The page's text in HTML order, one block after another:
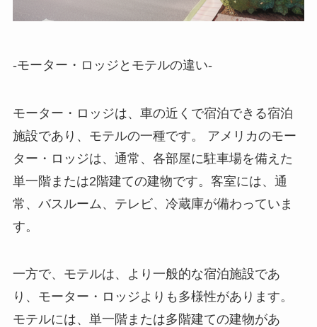
-モーター・ロッジとモテルの違い-
モーター・ロッジは、車の近くで宿泊できる宿泊
施設であり、モテルの一種です。
アメリカのモー
ター・ロッジは、通常、各部屋に駐車場を備えた
単一階または2階建ての建物です。客室には、通
常、バスルーム、テレビ、冷蔵庫が備わっていま
す。
一方で、モテルは、より一般的な宿泊施設であ
り、モーター・ロッジよりも多様性があります。
モテルには、単一階または多階建ての建物があ